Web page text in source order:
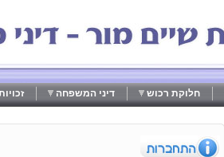
חלוקת רכוש דיני המשפחה